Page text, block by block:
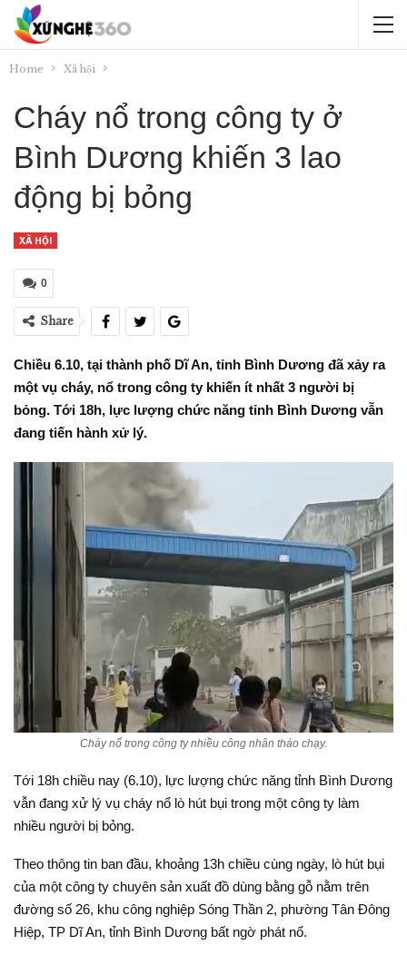
Home Xã hội
Cháy nổ trong công ty ở
Bình Dương khiến 3 lao
động bị bỏng
XÃ HỘI
0
Share
Chiều 6.10, tại thành phố Dĩ An, tỉnh Bình Dương đã xảy ra
một vụ cháy, nổ trong công ty khiến ít nhất 3 người bị
bỏng. Tới 18h, lực lượng chức năng tỉnh Bình Dương vẫn
đang tiến hành xử lý.
Cháy nổ trong công ty nhiều công nhân tháo chạy.
Tới 18h chiều nay (6.10), lực lượng chức năng tỉnh Bình Dương
vẫn đang xử lý vụ cháy nổ lò hút bụi trong một công ty làm
nhiều người bị bỏng.
Theo thông tin ban đầu, khoảng 13h chiều cùng ngày, lò hút bụi
của một công ty chuyên sản xuất đồ dùng bằng gỗ nằm trên
đường số 26, khu công nghiệp Sóng Thần 2, phường Tân Đông
Hiệp, TP Dĩ An, tỉnh Bình Dương bất ngờ phát nổ.